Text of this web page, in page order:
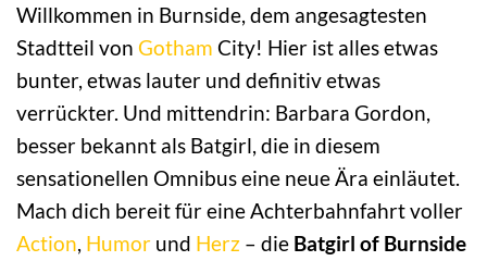
Willkommen in Burnside, dem angesagtesten
Stadtteil von Gotham City! Hier ist alles etwas
bunter, etwas lauter und definitiv etwas
verrückter. Und mittendrin: Barbara Gordon,
besser bekannt als Batgirl, die in diesem
sensationellen Omnibus eine neue Ära einläutet.
Mach dich bereit für eine Achterbahnfahrt voller
Action Humor und Herz – die Batgirl of Burnside